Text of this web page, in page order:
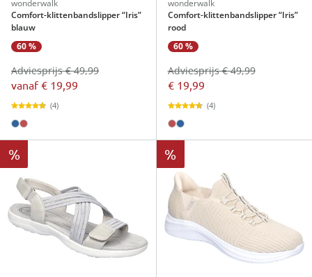
wonderwalk
Comfort-klittenbandslipper “Iris”
blauw
60 %
vanaf€ 19,99
Adviesprijs € 49,99
(4)
wonderwalk
Comfort-klittenbandslipper “Iris”
rood
60 %
€ 19,99
Adviesprijs € 49,99
(4)
% %